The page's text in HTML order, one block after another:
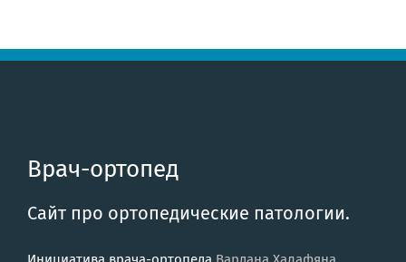
Врач-ортопед
Сайт про ортопедические патологии.